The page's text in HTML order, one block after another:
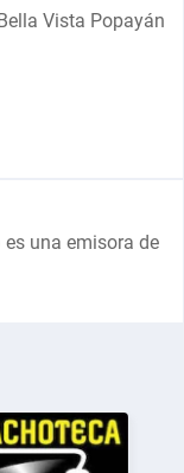
Vista Popayán
una emisora de